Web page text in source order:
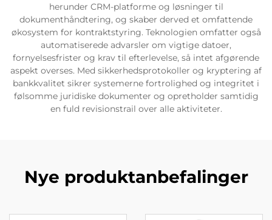
herunder CRM-platforme og løsninger til
dokumenthåndtering, og skaber derved et omfattende
økosystem for kontraktstyring. Teknologien omfatter også
automatiserede advarsler om vigtige datoer,
fornyelsesfrister og krav til efterlevelse, så intet afgørende
aspekt overses. Med sikkerhedsprotokoller og kryptering af
bankkvalitet sikrer systemerne fortrolighed og integritet i
følsomme juridiske dokumenter og opretholder samtidig
en fuld revisionstrail over alle aktiviteter.
Nye produktanbefalinger